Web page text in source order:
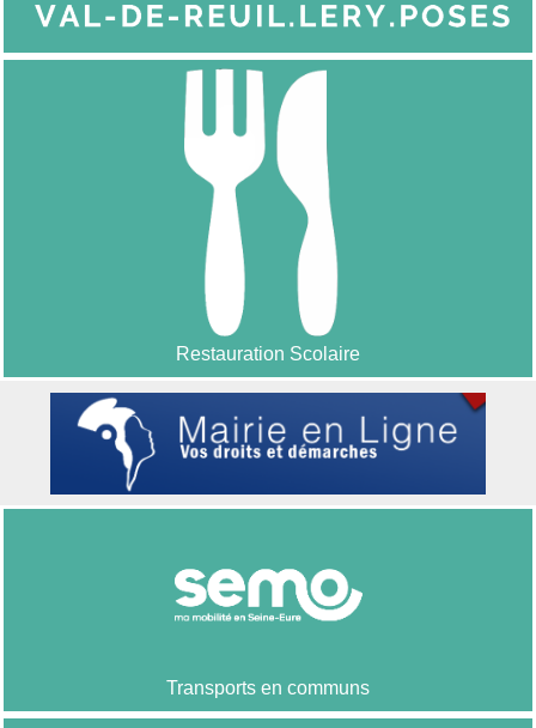
Restauration Scolaire
Transports en communs